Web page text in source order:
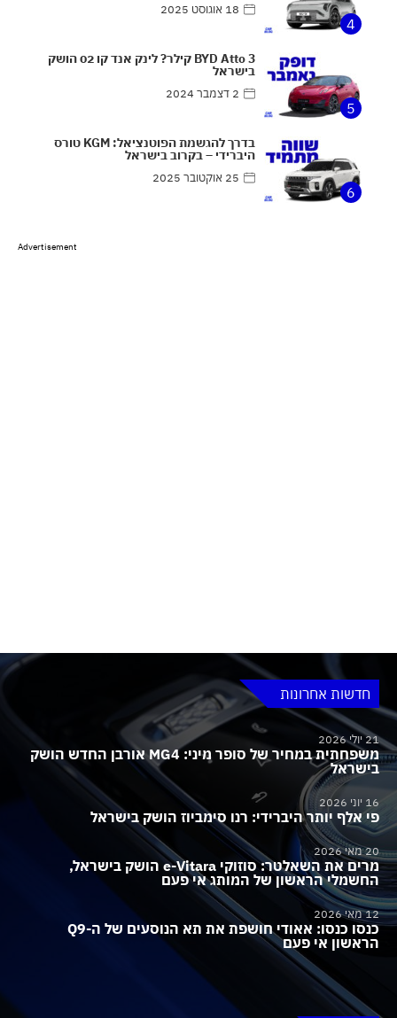
4
18 אוגוסט 2025
5
BYD Atto 3 קילר? לינק אנד קו 02 הושק
בישראל
2 דצמבר 2024
6
בדרך להגשמת הפוטנציאל: KGM טורס
היברידי – בקרוב בישראל
25 אוקטובר 2025
Advertisement
חדשות אחרונות
21 יולי 2026
משפחתית במחיר של סופר מיני: MG4 אורבן החדש הושק
בישראל
16 יוני 2026
פי אלף יותר היברידי: רנו סימביוז הושק בישראל
20 מאי 2026
מרים את השאלטר: סוזוקי e-Vitara הושק בישראל,
החשמלי הראשון של המותג אי פעם
12 מאי 2026
כנסו כנסו: אאודי חושפת את תא הנוסעים של ה-Q9
הראשון אי פעם